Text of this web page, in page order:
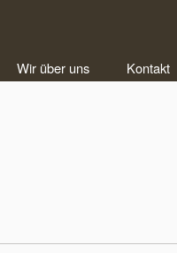
Wir über uns Kontakt